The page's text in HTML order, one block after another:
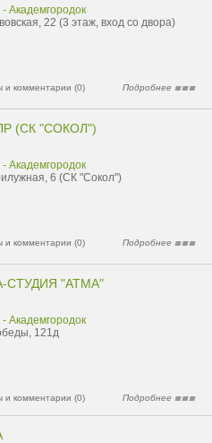
- Академгородок
22 (3 этаж, вход со двора)
и комментарии (0) Подробнее
(СК "СОКОЛ")
- Академгородок
6 (СК "Сокол")
и комментарии (0) Подробнее
СТУДИЯ "АТМА"
- Академгородок
121д
и комментарии (0) Подробнее